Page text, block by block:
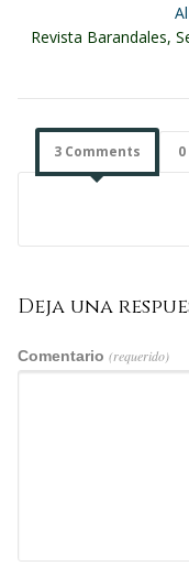
Revista Barandales,
3 Comments
Deja una
Comentario (requerido)